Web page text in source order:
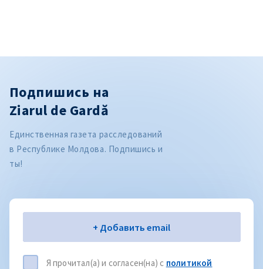
Подпишись на
Ziarul de Gardă
Единственная газета расследований
в Республике Молдова. Подпишись и
ты!
Электронная почта+ Добавить email
Я прочитал(а) и согласен(на) с политикой